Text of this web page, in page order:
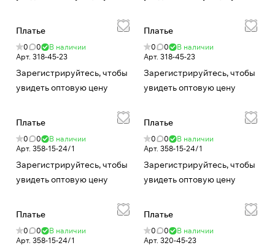
Платье
0 0
В наличии
Арт. 318-45-23
Зарегистрируйтесь, чтобы
увидеть оптовую цену
Платье
0 0
В наличии
Арт. 318-45-23
Зарегистрируйтесь, чтобы
увидеть оптовую цену
Платье
0 0
В наличии
Арт. 358-15-24/1
Зарегистрируйтесь, чтобы
увидеть оптовую цену
Платье
0 0
В наличии
Арт. 358-15-24/1
Зарегистрируйтесь, чтобы
увидеть оптовую цену
Платье
0 0
В наличии
Арт. 358-15-24/1
Платье
0 0
В наличии
Арт. 320-45-23